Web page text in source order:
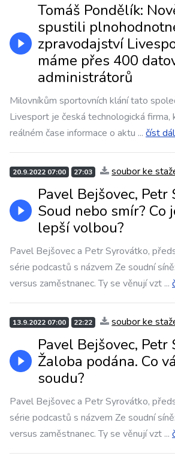
Tomáš Pondělík:
spustili
zpravodajství
máme přes 400
administrátorů
Milovníkům sportovních klání tato
Livesport je česká technologická
reálném čase informace o aktu ... číst
20.9.2022 07:00 27:03 soubor ke
Pavel Bejšovec, Petr
Soud nebo smír? Co
lepší volbou?
Pavel Bejšovec a Petr Syrovátko,
série podcastů s názvem Ze soudní
versus zaměstnanec. Ty se věnují vzt ...
13.9.2022 07:00 22:22 soubor ke
Pavel Bejšovec, Petr
Žaloba podána. Co
soudu?
Pavel Bejšovec a Petr Syrovátko,
série podcastů s názvem Ze soudní
versus zaměstnanec. Ty se věnují vzt ...